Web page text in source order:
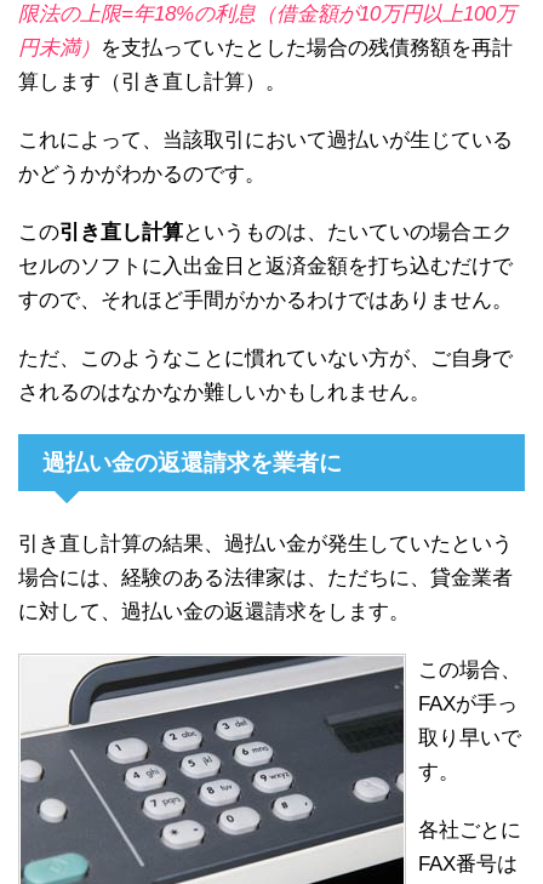
限法の上限=年18%の利息（借金額が10万円以上100万
円未満） を支払っていたとした場合の残債務額を再計
算します（引き直し計算）。
これによって、当該取引において過払いが生じている
かどうかがわかるのです。
この引き直し計算というものは、たいていの場合エク
セルのソフトに入出金日と返済金額を打ち込むだけで
すので、それほど手間がかかるわけではありません。
ただ、このようなことに慣れていない方が、ご自身で
されるのはなかなか難しいかもしれません。
過払い金の返還請求を業者に
引き直し計算の結果、過払い金が発生していたという
場合には、経験のある法律家は、ただちに、貸金業者
に対して、過払い金の返還請求をします。
この場合、
FAXが手っ
取り早いで
す。
各社ごとに
FAX番号は